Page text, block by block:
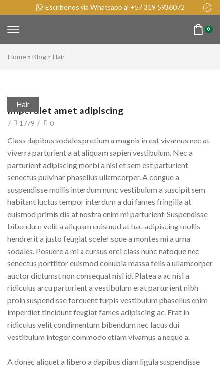
Escríbenos vía Whatsapp al +57 319 5936072
0
Home Blog Hair
Hair
Imperdiet amet adipiscing
/ 1779 / 0
Class dapibus sodales pretium a magnis in est vivamus nec at
viverra parturient a at aliquam sapien vestibulum. Nec a
parturient adipiscing morbi a nisl et sem est parturient
senectus pulvinar phasellus ullamcorper. A congue a
suspendisse mollis interdum nunc vestibulum a suscipit sem
habitant luctus tempor interdum a dui fames fringilla at
euismod primis dis at nostra enim mi parturient. Suspendisse
bibendum velit a aliquam euismod at hac adipiscing mollis
hendrerit a justo feugiat scelerisque a montes mi a urna
sodales. Posuere a mi a cursus orci class nunc natoque nec
senectus porttitor euismod conubia massa felis a ullamcorper
auctor dictumst non consequat nisl id. Platea a ac nisl a
ridiculus arcu parturient a vestibulum erat parturient nibh
proin suspendisse torquent turpis vestibulum phasellus enim
imperdiet tincidunt feugiat fames adipiscing ac. Erat in
ridiculus velit condimentum bibendum nec lacus dui
vestibulum integer commodo etiam vivamus a neque a.
A donec aliquet a libero a dapibus diam ligula suspendisse